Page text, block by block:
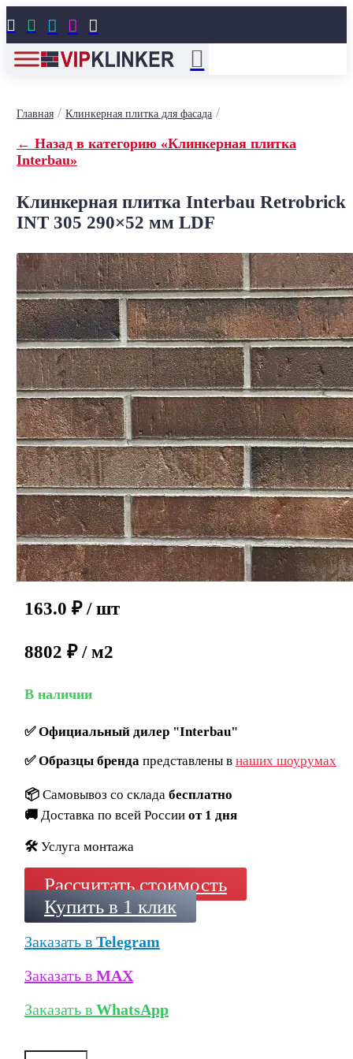
    
Главная/ Клинкерная плитка для фасада/
← Назад в категорию «Клинкерная плитка
Interbau»
Клинкерная плитка Interbau Retrobrick
INT 305 290×52 мм LDF
163.0 ₽ / шт
8802 ₽ / м2
В наличии
✅Официальный дилер "Interbau"
✅Образцы брендапредставлены в наших шоурумах
📦 Самовывоз со склада бесплатно
🚚 Доставка по всей России от 1 дня
🛠️ Услуга монтажа
Рассчитать стоимость
Купить в 1 клик
Заказать в Telegram
Заказать в MAX
Заказать в WhatsApp